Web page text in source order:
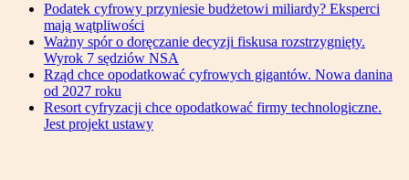
Podatek cyfrowy przyniesie budżetowi miliardy? Eksperci
mają wątpliwości
Ważny spór o doręczanie decyzji fiskusa rozstrzygnięty.
Wyrok 7 sędziów NSA
Rząd chce opodatkować cyfrowych gigantów. Nowa danina
od 2027 roku
Resort cyfryzacji chce opodatkować firmy technologiczne.
Jest projekt ustawy